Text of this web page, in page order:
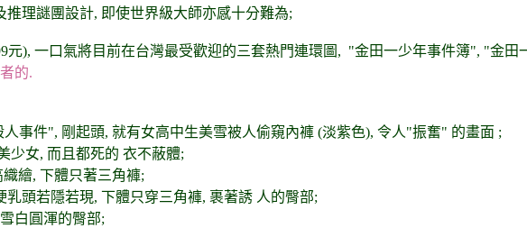
理謎團設計, 即使世界級大師亦感十分難為;
元), 一口氣將目前在台灣最受歡迎的三套熱門連環圖, "金田一少年事件簿", "金
的.
事件", 剛起頭, 就有女高中生美雪被人偷窺內褲 (淡紫色), 令人"振奮" 的畫面 ;
少女, 而且都死的 衣不蔽體;
繪, 下體只著三角褲;
若隱若現, 下體只穿三角褲, 裹著誘 人的臀部;
白圓渾的臀部;